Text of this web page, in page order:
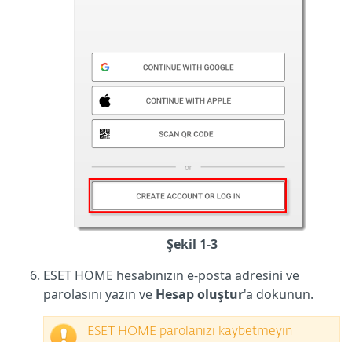
Şekil 1-3
ESET HOME hesabınızın e-posta adresini ve
parolasını yazın ve Hesap oluştur'a dokunun.
ESET HOME parolanızı kaybetmeyin